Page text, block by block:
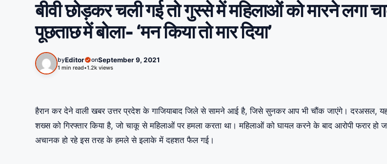
बीवी छोड़कर चली गई तो गुस्से में महिलाओं को मारने लगा
पूछताछ में बोला- ‘मन किया तो मार दिया’
byEditor onSeptember 9, 2021
1 min read•1.2k views
हैरान कर देने वाली खबर उत्तर प्रदेश के गाजियाबाद जिले से सामने आई है, जिसे सुनकर आप भी चौंक जाएंगे। दरअसल,
शख्स को गिरफ्तार किया है, जो चाकू से महिलाओं पर हमला करता था। महिलाओं को घायल करने के बाद आरोपी फरार हो
अचानक हो रहे इस तरह के हमले से इलाके में दहशत फैल गई।